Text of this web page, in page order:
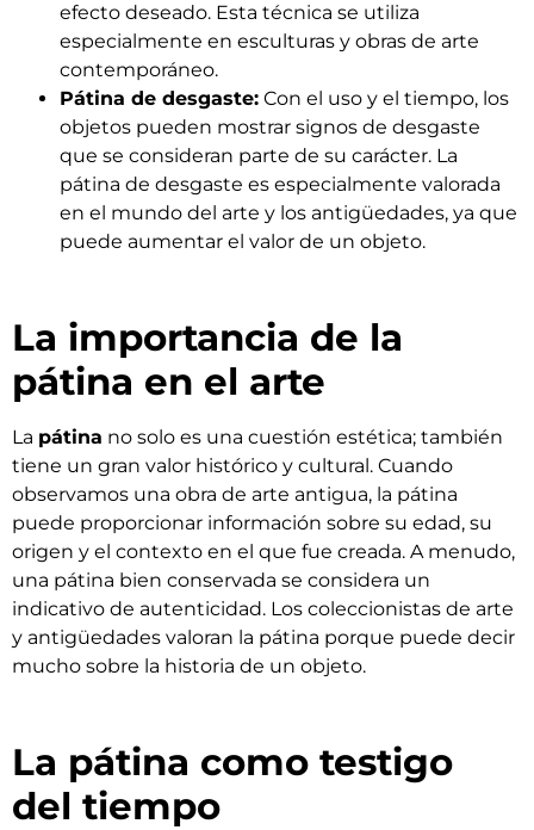
efecto deseado. Esta técnica se utiliza
especialmente en esculturas y obras de arte
contemporáneo.
Pátina de desgaste: Con el uso y el tiempo, los
objetos pueden mostrar signos de desgaste
que se consideran parte de su carácter. La
pátina de desgaste es especialmente valorada
en el mundo del arte y los antigüedades, ya que
puede aumentar el valor de un objeto.
La importancia de la
pátina en el arte
La pátina no solo es una cuestión estética; también
tiene un gran valor histórico y cultural. Cuando
observamos una obra de arte antigua, la pátina
puede proporcionar información sobre su edad, su
origen y el contexto en el que fue creada. A menudo,
una pátina bien conservada se considera un
indicativo de autenticidad. Los coleccionistas de arte
y antigüedades valoran la pátina porque puede decir
mucho sobre la historia de un objeto.
La pátina como testigo
del tiempo